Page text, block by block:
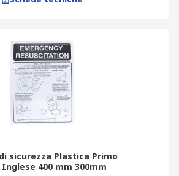
sicurezza Plastica Primo
Inglese 400 mm 300mm